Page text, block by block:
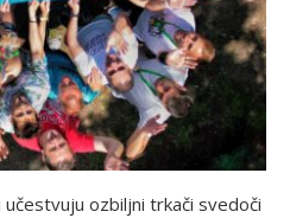
ozbiljni trkači svedoči